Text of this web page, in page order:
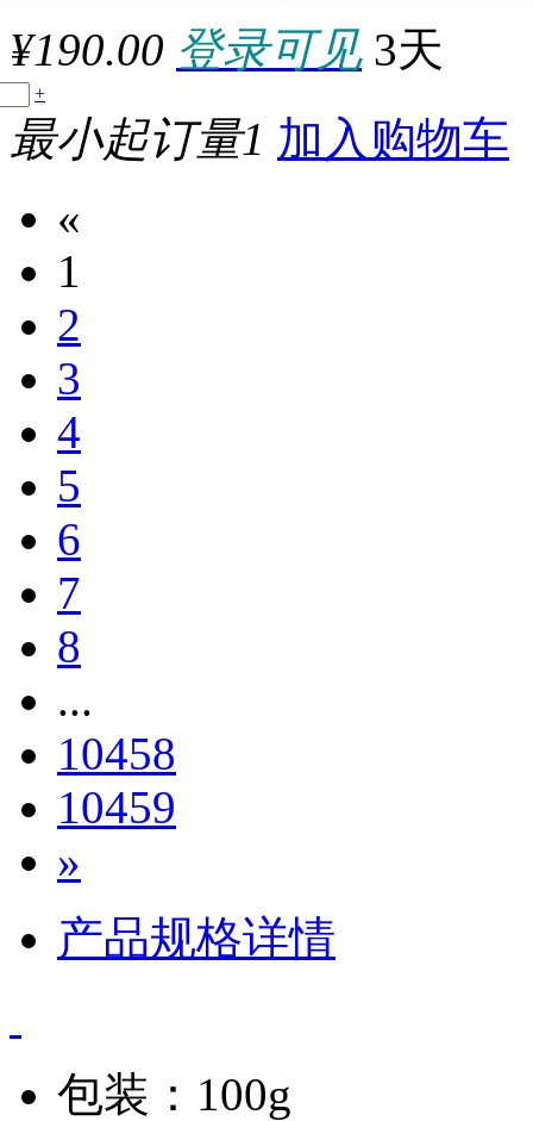
原厂型号：A0003-25G
参数：
¥190.00 登录可见 3天
+
最小起订量1 加入购物车
«
1
2
3
4
5
6
7
8
...
10458
10459
»
产品规格详情
包装：100g